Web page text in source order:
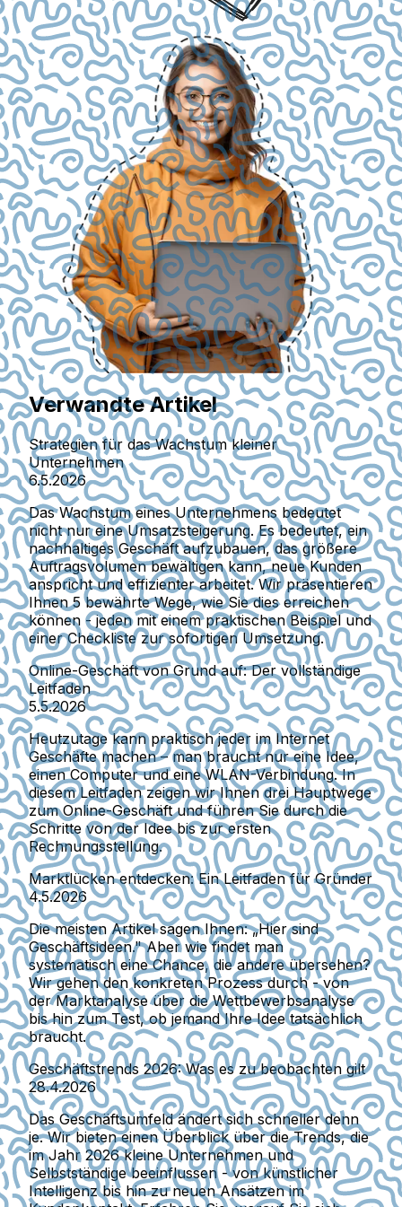
Verwandte Artikel
Strategien für das Wachstum kleiner
Unternehmen
6.5.2026
Das Wachstum eines Unternehmens bedeutet
nicht nur eine Umsatzsteigerung. Es bedeutet, ein
nachhaltiges Geschäft aufzubauen, das größere
Auftragsvolumen bewältigen kann, neue Kunden
anspricht und effizienter arbeitet. Wir präsentieren
Ihnen 5 bewährte Wege, wie Sie dies erreichen
können - jeden mit einem praktischen Beispiel und
einer Checkliste zur sofortigen Umsetzung.
Online-Geschäft von Grund auf: Der vollständige
Leitfaden
5.5.2026
Heutzutage kann praktisch jeder im Internet
Geschäfte machen – man braucht nur eine Idee,
einen Computer und eine WLAN-Verbindung. In
diesem Leitfaden zeigen wir Ihnen drei Hauptwege
zum Online-Geschäft und führen Sie durch die
Schritte von der Idee bis zur ersten
Rechnungsstellung.
Marktlücken entdecken: Ein Leitfaden für Gründer
4.5.2026
Die meisten Artikel sagen Ihnen: „Hier sind
Geschäftsideen." Aber wie findet man
systematisch eine Chance, die andere übersehen?
Wir gehen den konkreten Prozess durch - von
der Marktanalyse über die Wettbewerbsanalyse
bis hin zum Test, ob jemand Ihre Idee tatsächlich
braucht.
Geschäftstrends 2026: Was es zu beobachten gilt
28.4.2026
Das Geschäftsumfeld ändert sich schneller denn
je. Wir bieten einen Überblick über die Trends, die
im Jahr 2026 kleine Unternehmen und
Selbstständige beeinflussen - von künstlicher
Intelligenz bis hin zu neuen Ansätzen im